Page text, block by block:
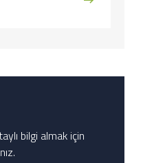
bilgi almak için